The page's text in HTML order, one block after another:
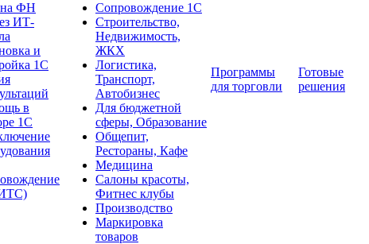
ФН
ИТ-
и
1С
в
1С
Сопровождение 1С
Строительство,
Недвижимость,
ЖКХ
Логистика,
Транспорт,
Автобизнес
Для бюджетной
сферы, Образование
Общепит,
Рестораны, Кафе
Медицина
Салоны красоты,
Фитнес клубы
Производство
Маркировка
товаров
Программы
для торговли
Готовые
решения